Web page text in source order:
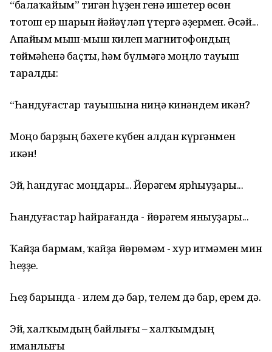
“балаҡайым” тигән һүҙен генә ишетер өсөн
тотош ер шарын йәйәүләп үтергә әҙермен. Әсәй...
Апайым мыш-мыш килеп магнитофондың
төймәһенә баҫты, һәм бүлмәгә моңло тауыш
таралды:
“Һандуғастар тауышына ниңә кинәндем икән?
Моңо барҙың бәхете күбен алдан күргәнмен
икән!
Эй, һандуғас моңдары... Йөрәгем ярһыуҙары...
Һандуғастар һайрағанда - йөрәгем яныуҙары...
Ҡайҙа бармам, ҡайҙа йөрөмәм - хур итмәмен мин
һеҙҙе.
Һеҙ барында - илем дә бар, телем дә бар, ерем дә.
Эй, халҡымдың байлығы – халҡымдың
иманлығы